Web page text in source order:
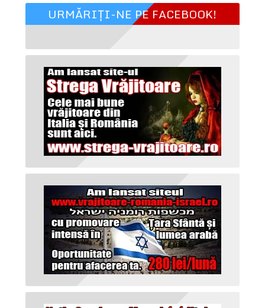
URMĂRIȚI-NE PE FACEBOOK!